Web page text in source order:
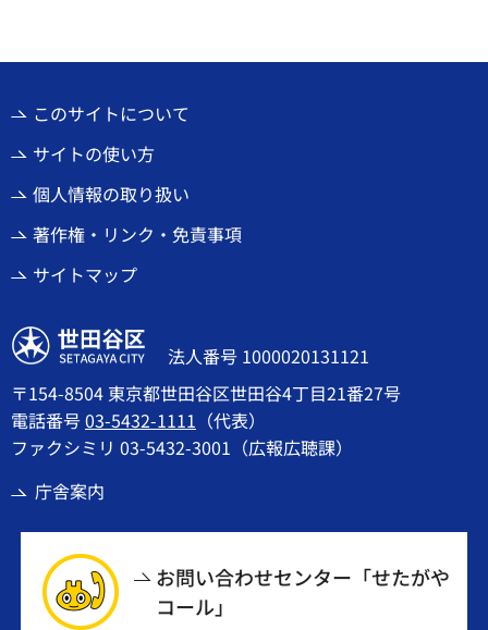
このサイトについて
サイトの使い方
個人情報の取り扱い
著作権・リンク・免責事項
サイトマップ
世田谷区
法人番号 1000020131121
〒154-8504 東京都世田谷区世田谷4丁目21番27号
電話番号03-5432-1111 （代表）
ファクシミリ 03-5432-3001（広報広聴課）
庁舎案内
お問い合わせセンター「せたがや
コール」